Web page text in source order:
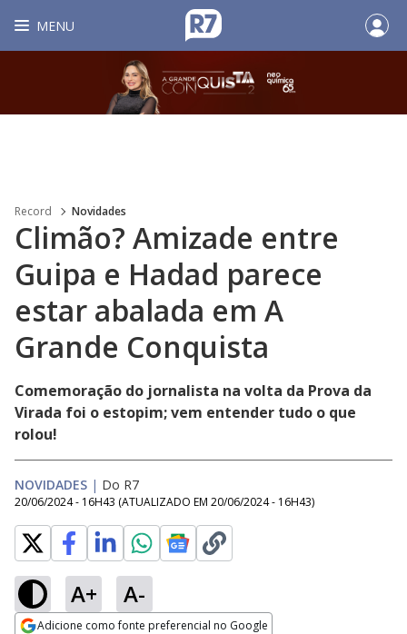
MENU
Record Novidades
Climão? Amizade entre
Guipa e Hadad parece
estar abalada em A
Grande Conquista
Comemoração do jornalista na volta da Prova da
Virada foi o estopim; vem entender tudo o que
rolou!
NOVIDADES | Do R7
20/06/2024 - 16H43 (ATUALIZADO EM 20/06/2024 - 16H43)
A+ A-
Adicione como fonte preferencial no Google